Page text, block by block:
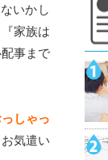
いかし
家族は
事まで
しゃっ
気遣い